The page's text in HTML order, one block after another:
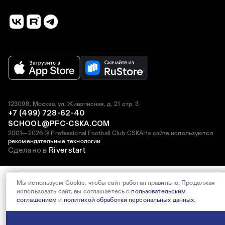
2001—2026 © Professional Football Club CSKAНа сайте используются
рекомендательные технологии
123098, Москва, ул. Живописная, д. 21 стр. 3
+7 (499) 728-62-40
SCHOOL@PFC-CSKA.COM
Сделано в Riverstart
Мы используем Cookie, чтобы сайт работал правильно. Продолжая
использовать сайт, вы соглашаетесь спользовательским
соглашением и политикой обработки персональных данных.